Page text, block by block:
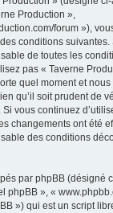
Production »,
forum »),
conditions suivantes.
de toutes les
pas « Taverne
quel moment et
qu’il soit prudent de
vous continuez
changements ont été
des conditions
par phpBB (désigné
phpBB », «
») qui est un script